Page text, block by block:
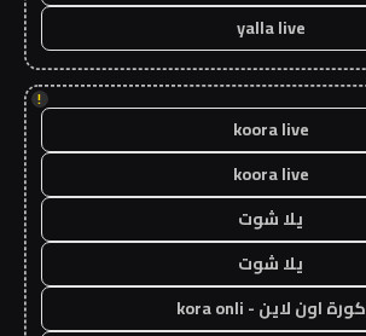
yalla live
!
koora live
koora live
يلا شوت
يلا شوت
كورة اون لاين - kora onli